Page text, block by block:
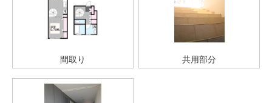
間取り 共用部分